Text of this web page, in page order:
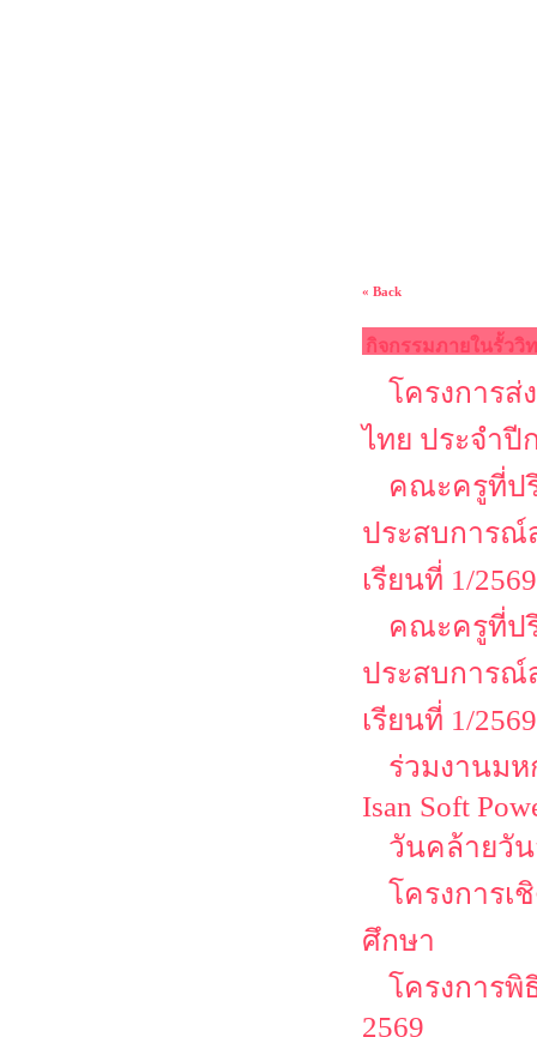
« Back
กิจกรรมภายในรั้ววิ
โครงการส่
ไทย ประจำ
คณะครูที่ป
ประสบการณ์
เรียนที่ 1/2569
คณะครูที่ป
ประสบการณ์
เรียนที่ 1/2569
ร่วมงานมห
Isan Soft
วันคล้ายวั
โครงการเ
ศึกษา
โครงการพิ
2569